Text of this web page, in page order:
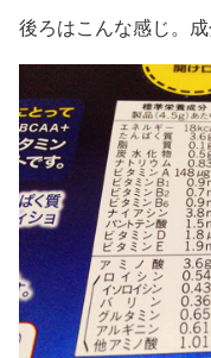
後ろはこんな感じ。